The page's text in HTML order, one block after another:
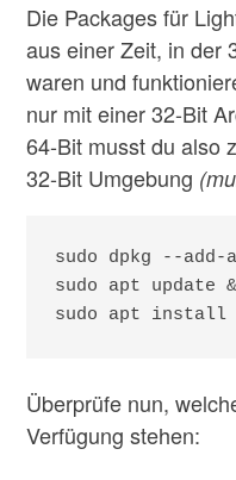
Die Packages für
aus einer Zeit, in der
waren und
nur mit einer 32-Bit
64-Bit musst du also
32-Bit Umgebung
sudo dpkg --
sudo apt update
sudo apt install
Überprüfe nun,
Verfügung stehen: